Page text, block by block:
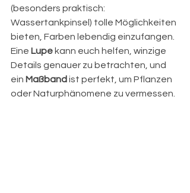
(besonders praktisch:
Wassertankpinsel) tolle Möglichkeiten
bieten, Farben lebendig einzufangen.
Eine Lupe kann euch helfen, winzige
Details genauer zu betrachten, und
ein Maßband ist perfekt, um Pflanzen
oder Naturphänomene zu vermessen.